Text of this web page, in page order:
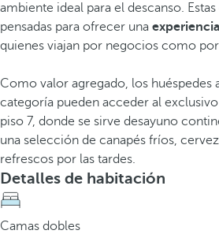
ambiente ideal para el descanso.
pensadas para ofrecer una
quienes viajan por negocios como
Como valor agregado, los huéspedes
categoría pueden acceder al
piso 7, donde se sirve desayuno
una selección de canapés fríos,
refrescos por las tardes.
Detalles de habitación
Camas dobles